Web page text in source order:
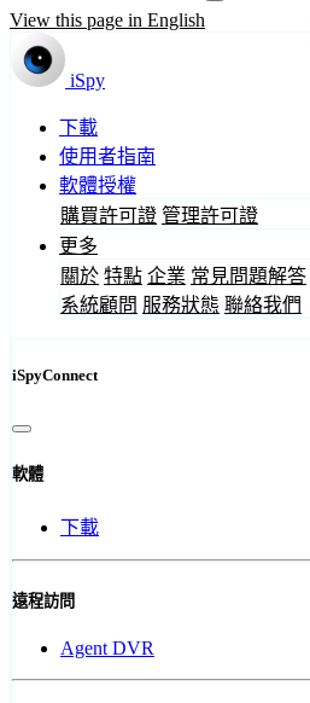
View this page in English
iSpy
下載
使用者指南
軟體授權
購買許可證 管理許可證
更多
關於 特點 企業 常見問題解答
系統顧問 服務狀態 聯絡我們
iSpyConnect
軟體
下載
遠程訪問
Agent DVR